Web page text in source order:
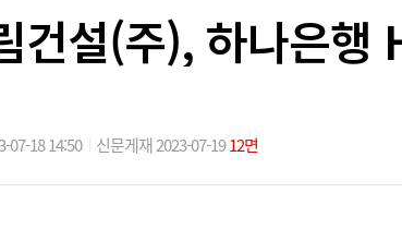
건설(주), 하나은
07-18 14:50 신문게재 2023-07-1912면